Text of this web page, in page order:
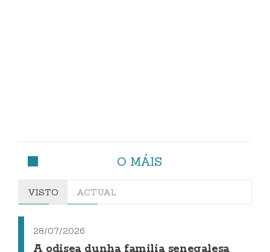
O MÁIS
VISTO ACTUAL
28/07/2026
A odisea dunha familia senegalesa